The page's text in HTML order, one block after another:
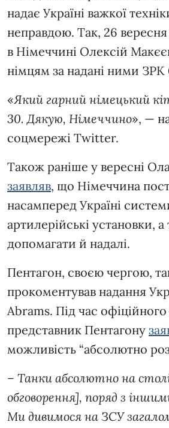
надає Україні важкої
неправдою. Так, 26
в Німеччині Олексій
німцям за надані ними ЗРК
«Який гарний німецький
30. Дякую, Німеччино», —
соцмережі Twitter.
Також раніше у вересні
заявляв, що Німеччина
насамперед Україні
артилерійські установки,
допомагати й надалі.
Пентагон, своєю чергою,
прокоментував надання
Abrams. Під час
представник Пентагону
можливість “абсолютно
– Танки абсолютно на
обговорення], поряд з
Ми дивимося на ЗСУ